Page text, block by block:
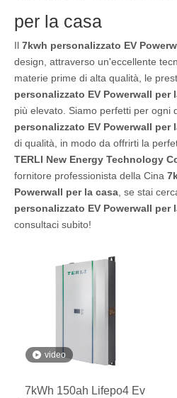
per la casa
Il 7kwh personalizzato EV
design, attraverso un'eccellente
materie prime di alta qualità, le
personalizzato EV Powerwall per
più elevato. Siamo perfetti per ogni
personalizzato EV Powerwall per
di qualità, in modo da offrirti la
TERLI New Energy Technology
fornitore professionista della Cina
Powerwall per la casa , se stai
personalizzato EV Powerwall per
consultaci subito!
video
7kWh 150ah Lifepo4 Ev